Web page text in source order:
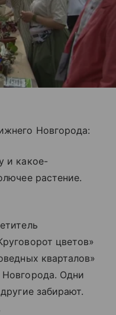
Новгорода:
и какое-
растение.
цветов»
кварталов»
Одни
забирают.